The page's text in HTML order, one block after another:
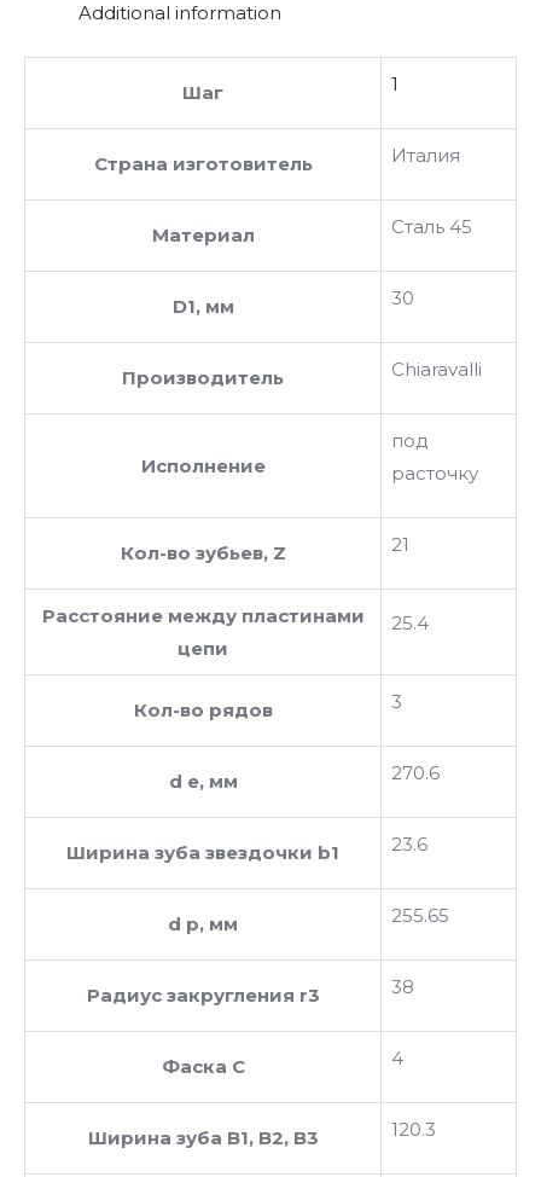
Additional information
Шаг 1
Страна изготовитель Италия
Материал Сталь 45
D1, мм 30
Производитель Chiaravalli
Исполнение
под
расточку
Кол-во зубьев, Z 21
Расстояние между пластинами
цепи
25.4
Кол-во рядов 3
d e, мм 270.6
Ширина зуба звездочки b1 23.6
d p, мм 255.65
Радиус закругления r3 38
Фаска C 4
Ширина зуба В1, В2, В3 120.3